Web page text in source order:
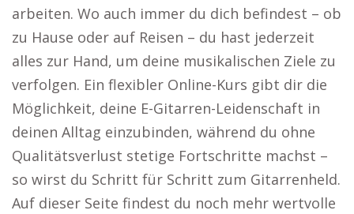
arbeiten. Wo auch immer du dich befindest – ob
zu Hause oder auf Reisen – du hast jederzeit
alles zur Hand, um deine musikalischen Ziele zu
verfolgen. Ein flexibler Online-Kurs gibt dir die
Möglichkeit, deine E-Gitarren-Leidenschaft in
deinen Alltag einzubinden, während du ohne
Qualitätsverlust stetige Fortschritte machst –
so wirst du Schritt für Schritt zum Gitarrenheld.
Auf dieser Seite findest du noch mehr wertvolle